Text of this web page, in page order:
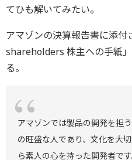
てひも解いてみたい。
アマゾンの決算報告書に添
shareholders 株主への手紙
る。
アマゾンでは製品の開発を担
の旺盛な人であり、文化を大
ら素人の心を持った開発者で